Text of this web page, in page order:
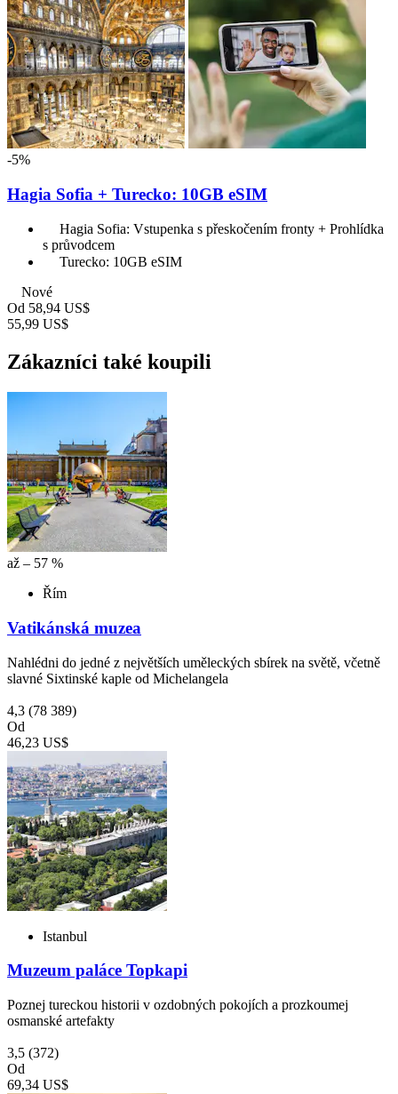
-5%
Hagia Sofia + Turecko: 10GB eSIM
Hagia Sofia: Vstupenka s přeskočením fronty + Prohlídka
s průvodcem
Turecko: 10GB eSIM
Nové
Od 58,94 US$
55,99 US$
Zákazníci také koupili
až – 57 %
Řím
Vatikánská muzea
Nahlédni do jedné z největších uměleckých sbírek na světě, včetně
slavné Sixtinské kaple od Michelangela
4,3 (78 389)
Od
46,23 US$
Istanbul
Muzeum paláce Topkapi
Poznej tureckou historii v ozdobných pokojích a prozkoumej
osmanské artefakty
3,5 (372)
Od
69,34 US$